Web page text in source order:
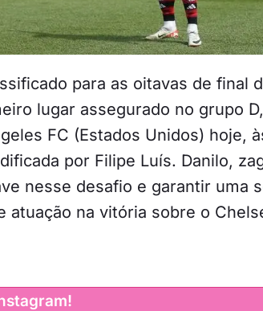
para as oitavas de final
lugar assegurado no grupo
FC (Estados Unidos) hoje,
por Filipe Luís. Danilo,
nesse desafio e garantir uma
atuação na vitória sobre o